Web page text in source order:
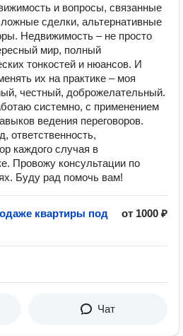
и вопросы, связанные
сделки, альтернативные
Недвижимость – не просто
мир, полный
тонкостей и нюансов. И
их на практике – моя
честный, доброжелательный.
системно, с применением
ведения переговоров.
ответственность,
каждого случая в
Провожу консультации по
Буду рад помочь вам!
квартиры под
от 1000 ₽
Чат